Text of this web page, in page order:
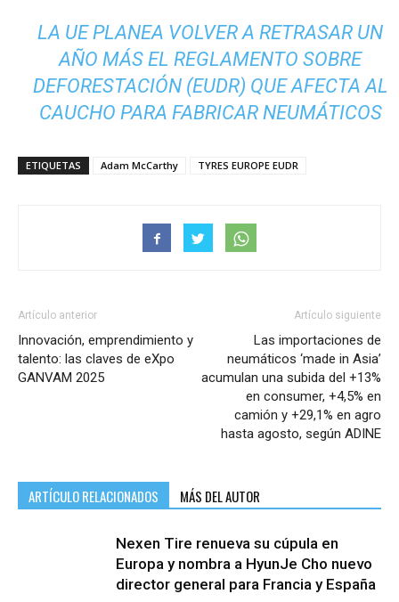
LA UE PLANEA VOLVER A RETRASAR UN
AÑO MÁS EL REGLAMENTO SOBRE
DEFORESTACIÓN (EUDR) QUE AFECTA AL
CAUCHO PARA FABRICAR NEUMÁTICOS
ETIQUETAS Adam McCarthy TYRES EUROPE EUDR
Artículo anterior
Innovación, emprendimiento y
talento: las claves de eXpo
GANVAM 2025
Artículo siguiente
Las importaciones de
neumáticos ‘made in Asia’
acumulan una subida del +13%
en consumer, +4,5% en
camión y +29,1% en agro
hasta agosto, según ADINE
ARTÍCULO RELACIONADOS MÁS DEL AUTOR
Nexen Tire renueva su cúpula en
Europa y nombra a HyunJe Cho nuevo
director general para Francia y España